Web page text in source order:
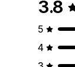
3.8
5
4